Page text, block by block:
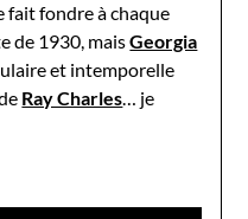
fait fondre à chaque
de 1930, maisGeorgia
et intemporelle
Ray Charles… je